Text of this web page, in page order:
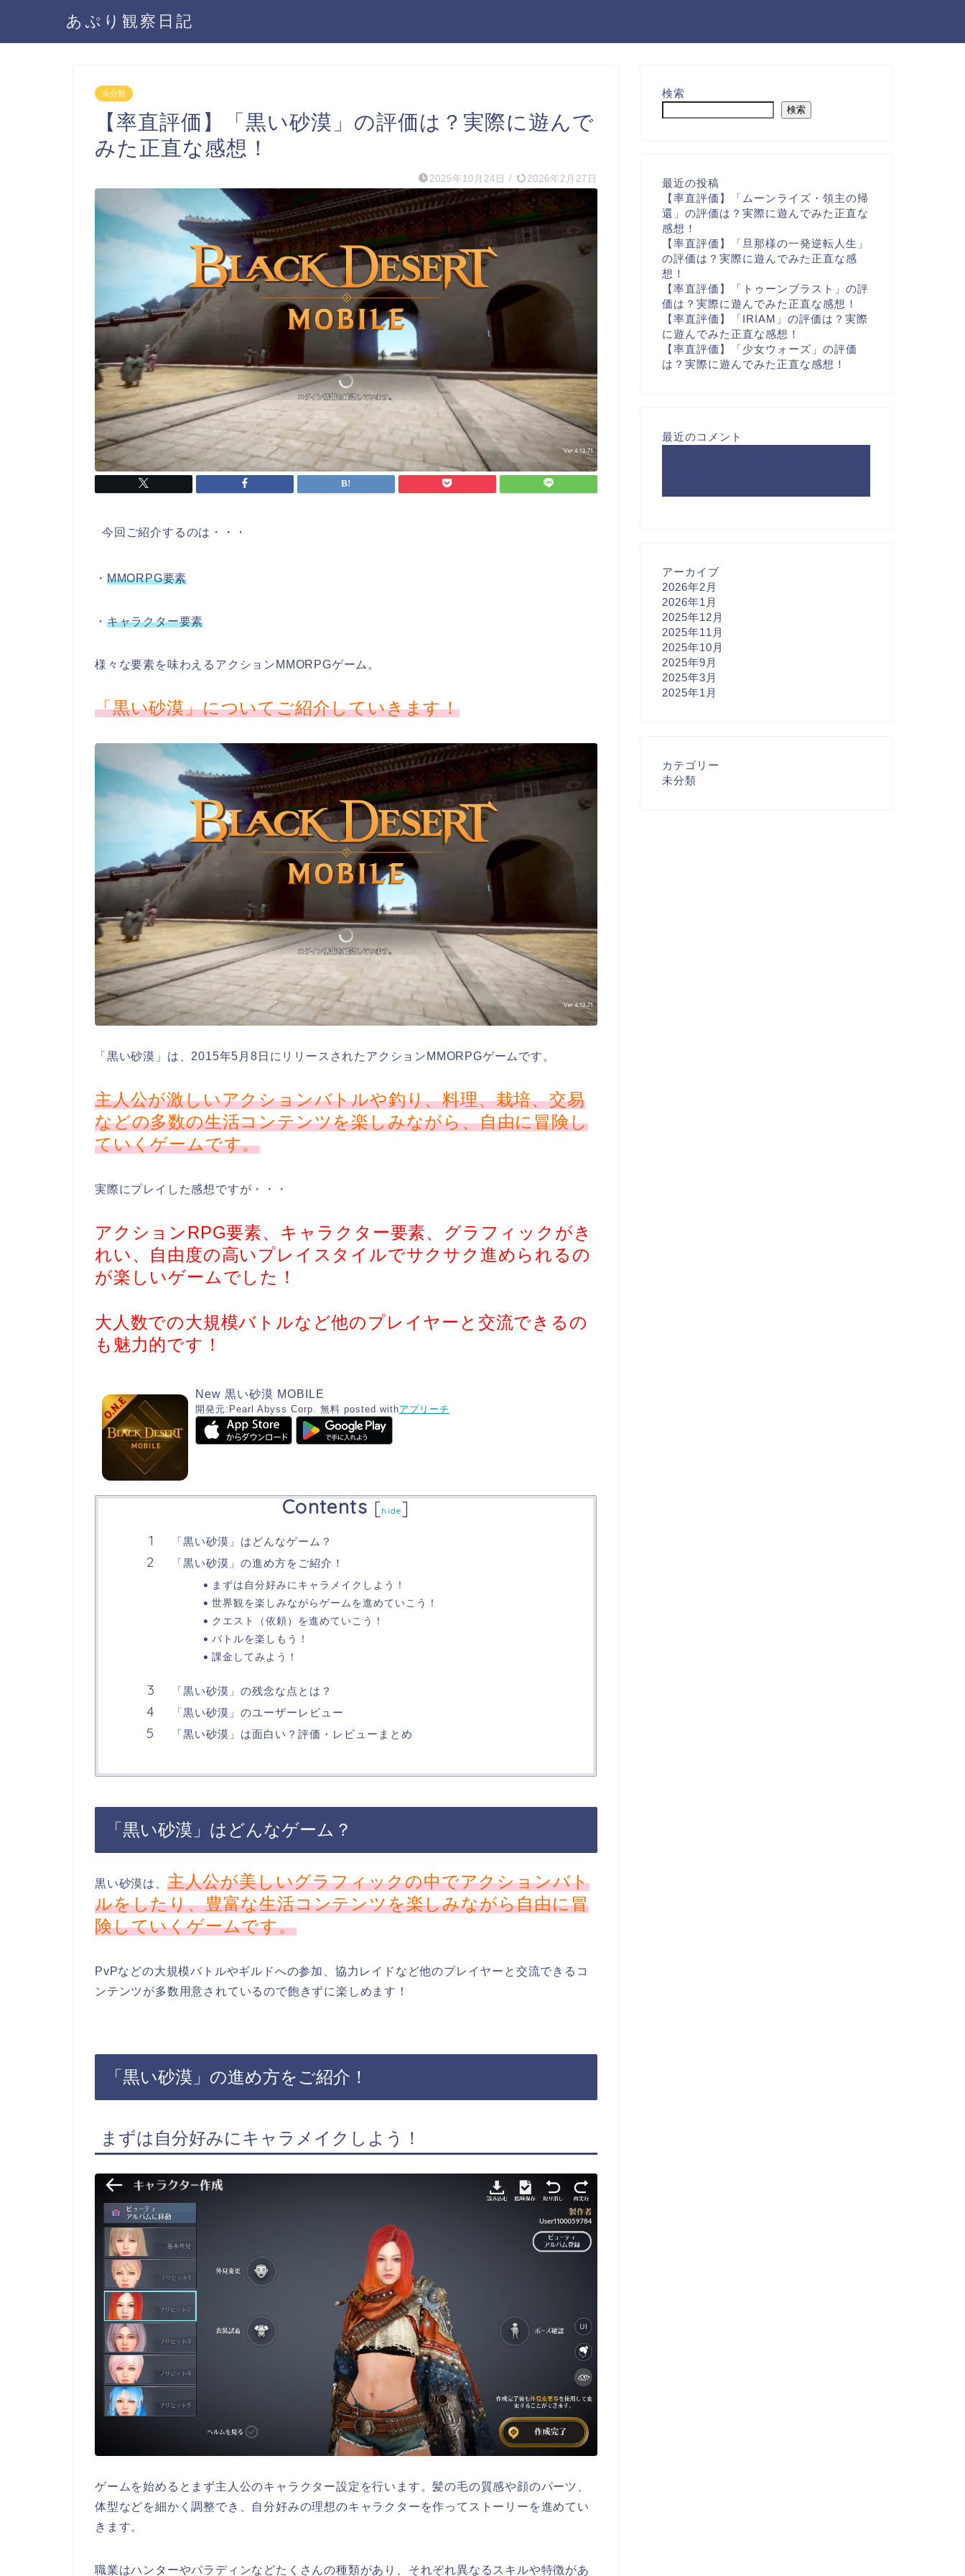
あぷり観察日記
未分類
【率直評価】「黒い砂漠」の評価は？実際に遊んで
みた正直な感想！
2025年10月24日 / 2026年2月27日
今回ご紹介するのは・・・
・ MMORPG要素
・ キャラクター要素
様々な要素を味わえるアクションMMORPGゲーム。
「黒い砂漠」についてご紹介していきます！
「黒い砂漠」は、2015年5月8日にリリースされたアクションMMORPGゲームです。
主人公が激しいアクションバトルや釣り、料理、栽培、交易
などの多数の生活コンテンツを楽しみながら、自由に冒険し
ていくゲームです。
実際にプレイした感想ですが・・・
アクションRPG要素、キャラクター要素、グラフィックがき
れい、自由度の高いプレイスタイルでサクサク進められるの
が楽しいゲームでした！
大人数での大規模バトルなど他のプレイヤーと交流できるの
も魅力的です！
New 黒い砂漠 MOBILE
開発元: Pearl Abyss Corp. 無料 posted withアプリーチ
Contents [hide]
「黒い砂漠」はどんなゲーム？
「黒い砂漠」の進め方をご紹介！
まずは自分好みにキャラメイクしよう！
世界観を楽しみながらゲームを進めていこう！
クエスト（依頼）を進めていこう！
バトルを楽しもう！
課金してみよう！
「黒い砂漠」の残念な点とは？
「黒い砂漠」のユーザーレビュー
「黒い砂漠」は面白い？評価・レビューまとめ
「黒い砂漠」はどんなゲーム？
黒い砂漠は、 主人公が美しいグラフィックの中でアクションバト
ルをしたり、豊富な生活コンテンツを楽しみながら自由に冒
険していくゲームです。
PvPなどの大規模バトルやギルドへの参加、協力レイドなど他のプレイヤーと交流できるコ
ンテンツが多数用意されているので飽きずに楽しめます！
「黒い砂漠」の進め方をご紹介！
まずは自分好みにキャラメイクしよう！
ゲームを始めるとまず主人公のキャラクター設定を行います。髪の毛の質感や顔のパーツ、
体型などを細かく調整でき、自分好みの理想のキャラクターを作ってストーリーを進めてい
きます。
職業はハンターやパラディンなどたくさんの種類があり、それぞれ異なるスキルや特徴があ
検索
検索
最近の投稿
【率直評価】「ムーンライズ・領主の帰
還」の評価は？実際に遊んでみた正直な
感想！
【率直評価】「旦那様の一発逆転人生」
の評価は？実際に遊んでみた正直な感
想！
【率直評価】「トゥーンブラスト」の評
価は？実際に遊んでみた正直な感想！
【率直評価】「IRIAM」の評価は？実際
に遊んでみた正直な感想！
【率直評価】「少女ウォーズ」の評価
は？実際に遊んでみた正直な感想！
最近のコメント
アーカイブ
2026年2月
2026年1月
2025年12月
2025年11月
2025年10月
2025年9月
2025年3月
2025年1月
カテゴリー
未分類